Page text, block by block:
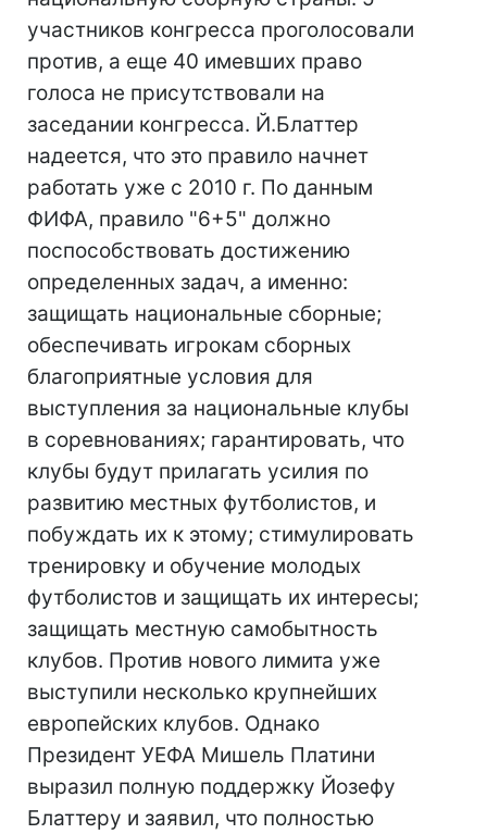
участников конгресса проголосовали
против, а еще 40 имевших право
голоса не присутствовали на
заседании конгресса. Й.Блаттер
надеется, что это правило начнет
работать уже с 2010 г. По данным
ФИФА, правило "6+5" должно
поспособствовать достижению
определенных задач, а именно:
защищать национальные сборные;
обеспечивать игрокам сборных
благоприятные условия для
выступления за национальные клубы
в соревнованиях; гарантировать, что
клубы будут прилагать усилия по
развитию местных футболистов, и
побуждать их к этому; стимулировать
тренировку и обучение молодых
футболистов и защищать их интересы;
защищать местную самобытность
клубов. Против нового лимита уже
выступили несколько крупнейших
европейских клубов. Однако
Президент УЕФА Мишель Платини
выразил полную поддержку Йозефу
Блаттеру и заявил, что полностью